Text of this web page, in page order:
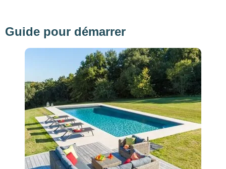
Guide pour démarrer